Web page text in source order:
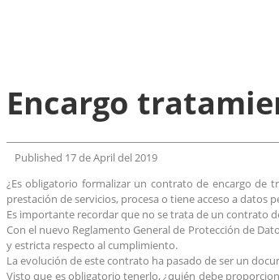
Encargo
Published 17 de April del 2019
¿Es obligatorio formalizar un contrato de encargo de
prestación de servicios, procesa o tiene acceso a
Es importante recordar que no se trata de un contrato
Con el nuevo Reglamento General de Protección de
y estricta respecto al cumplimiento.
La evolución de este contrato ha pasado de ser un
Visto que es obligatorio tenerlo, ¿quién debe